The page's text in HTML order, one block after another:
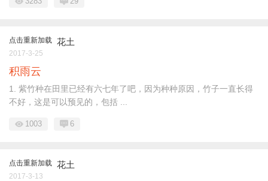
点击重新加载 花土
2017-3-25
积雨云
1. 紫竹种在田里已经有六七年了吧，因为种种原因，竹子一直长得
不好，这是可以预见的，包括 ...
1003 6
点击重新加载 花土
2017-3-13